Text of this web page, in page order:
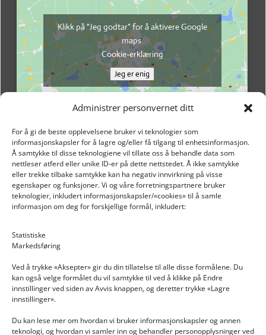
Administrer personvernet ditt
For å gi de beste opplevelsene bruker vi teknologier som
informasjonskapsler for å lagre og/eller få tilgang til enhetsinformasjon.
Å samtykke til disse teknologiene vil tillate oss å behandle data som
nettleser atferd eller unike ID-er på dette nettstedet. Å ikke samtykke
eller trekke tilbake samtykke kan ha negativ innvirkning på visse
egenskaper og funksjoner. Vi og våre forretningspartnere bruker
teknologier, inkludert informasjonskapsler/«cookies» til å samle
informasjon om deg for forskjellige formål, inkludert:
Statistiske
Markedsføring
Ved å trykke «Aksepter» gir du din tillatelse til alle disse formålene. Du
kan også velge formålet du vil samtykke til ved å klikke på Endre
innstillinger ved siden av Avvis knappen, og deretter trykke «Lagre
innstillinger».
Du kan lese mer om hvordan vi bruker informasjonskapsler og annen
teknologi, og hvordan vi samler inn og behandler personopplysninger ved
Klikk på "Jeg godtar" for å aktivere Google
maps
Cookie-erklæring
Jeg er enig
INFORMASJON